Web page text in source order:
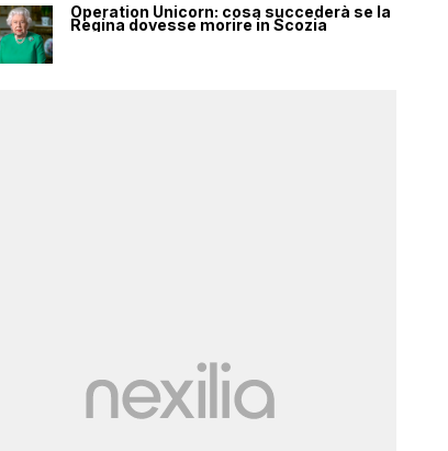
Operation Unicorn: cosa succederà se la
Regina dovesse morire in Scozia